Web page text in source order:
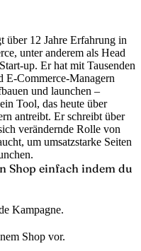
über 12 Jahre Erfahrung in
unter anderem als Head
up. Er hat mit Tausenden
E-Commerce-Managern
und launchen –
Tool, das heute über
antreibt. Er schreibt über
verändernde Rolle von
um umsatzstarke Seiten
Shop einfach indem du
Kampagne.
Shop vor.